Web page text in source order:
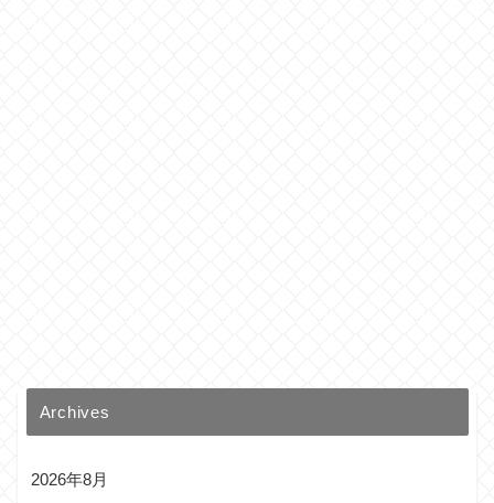
Archives
2026年8月